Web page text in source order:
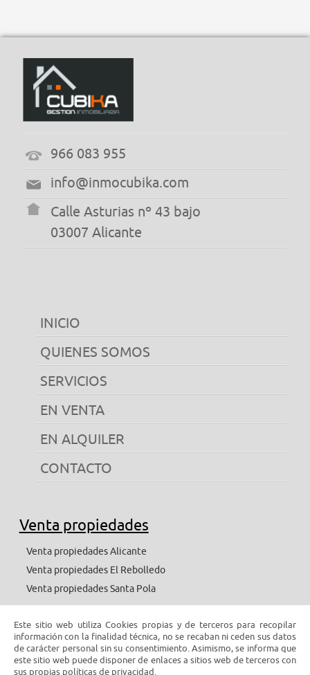
966 083 955
info@inmocubika.com
Calle Asturias nº 43 bajo
03007 Alicante
INICIO
QUIENES SOMOS
SERVICIOS
EN VENTA
EN ALQUILER
CONTACTO
Venta propiedades
Venta propiedades Alicante
Venta propiedades El Rebolledo
Venta propiedades Santa Pola
Alquiler propiedades
Alquiler propiedades Alicante
Este sitio web utiliza Cookies propias y de terceros para recopilar
información con la finalidad técnica, no se recaban ni ceden sus datos
de carácter personal sin su consentimiento. Asimismo, se informa que
este sitio web puede disponer de enlaces a sitios web de terceros con
sus propias políticas de privacidad.